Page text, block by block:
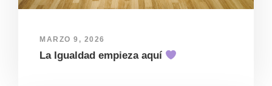
MARZO 9, 2026
La Igualdad empieza aquí